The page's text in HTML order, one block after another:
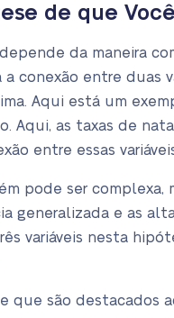
de que
da maneira
conexão entre duas
Aqui está um
Aqui, as taxas de
entre essas
pode ser complexa,
generalizada e as
variáveis nesta
que são destacados